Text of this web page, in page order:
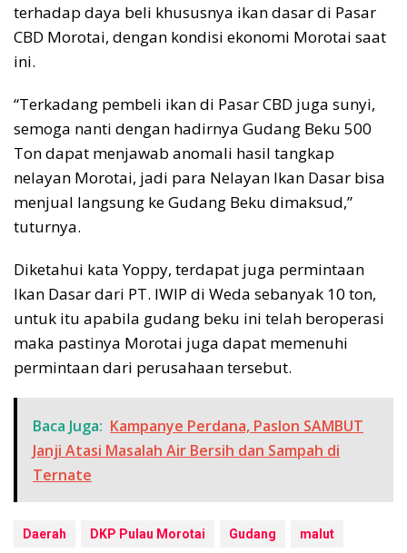
terhadap daya beli khususnya ikan dasar di Pasar
CBD Morotai, dengan kondisi ekonomi Morotai saat
ini.
“Terkadang pembeli ikan di Pasar CBD juga sunyi,
semoga nanti dengan hadirnya Gudang Beku 500
Ton dapat menjawab anomali hasil tangkap
nelayan Morotai, jadi para Nelayan Ikan Dasar bisa
menjual langsung ke Gudang Beku dimaksud,”
tuturnya.
Diketahui kata Yoppy, terdapat juga permintaan
Ikan Dasar dari PT. IWIP di Weda sebanyak 10 ton,
untuk itu apabila gudang beku ini telah beroperasi
maka pastinya Morotai juga dapat memenuhi
permintaan dari perusahaan tersebut.
Baca Juga: Kampanye Perdana, Paslon SAMBUT
Janji Atasi Masalah Air Bersih dan Sampah di
Ternate
Daerah DKP Pulau Morotai Gudang malut